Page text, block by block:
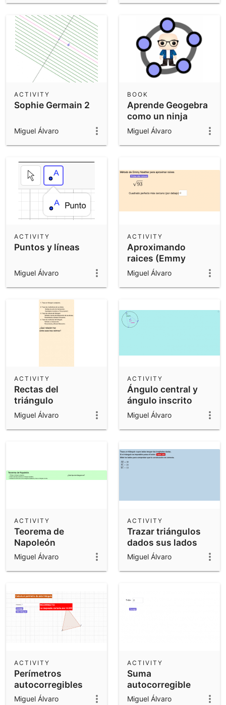
Sophie Germain 2
ACTIVITY
Miguel Álvaro
Aprende Geogebra
como un ninja
BOOK
Miguel Álvaro
Puntos y líneas
ACTIVITY
Miguel Álvaro
Aproximando
raices (Emmy
Noether)
ACTIVITY
Miguel Álvaro
Rectas del
triángulo
ACTIVITY
Miguel Álvaro
Ángulo central y
ángulo inscrito
ACTIVITY
Miguel Álvaro
Teorema de
Napoleón
ACTIVITY
Miguel Álvaro
Trazar triángulos
dados sus lados
ACTIVITY
Miguel Álvaro
Perímetros
autocorregibles
ACTIVITY
Miguel Álvaro
Suma
autocorregible
mejorada
ACTIVITY
Miguel Álvaro